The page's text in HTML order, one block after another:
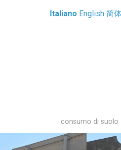
consumo di suolo
Italiano English 简